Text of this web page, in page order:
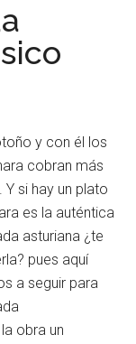
y con él los
cobran más
si hay un plato
es la auténtica
asturiana ¿te
pues aquí
a seguir para
obra un